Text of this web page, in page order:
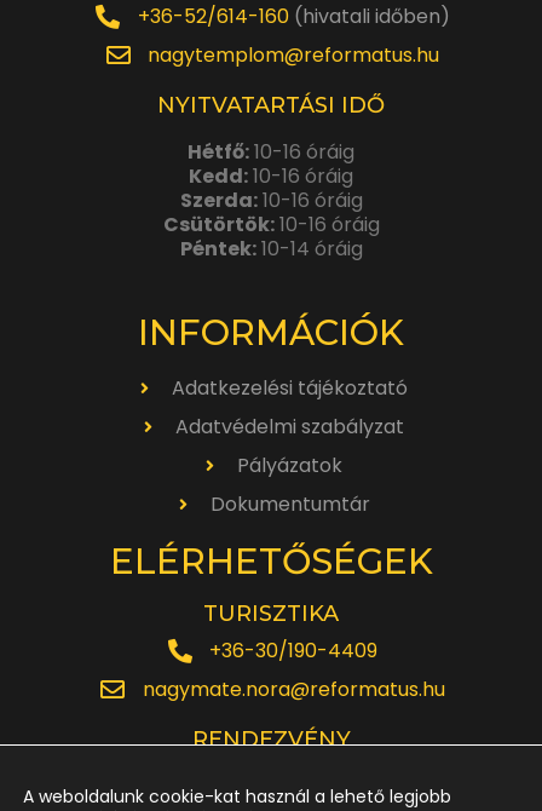
+36-52/614-160(hivatali időben)
nagytemplom@reformatus.hu
NYITVATARTÁSI IDŐ
Hétfő:10-16 óráig
Kedd:10-16 óráig
Szerda:10-16 óráig
Csütörtök:10-16 óráig
Péntek:10-14 óráig
INFORMÁCIÓK
Adatkezelési tájékoztató
Adatvédelmi szabályzat
Pályázatok
Dokumentumtár
ELÉRHETŐSÉGEK
TURISZTIKA
+36-30/190-4409
nagymate.nora@reformatus.hu
RENDEZVÉNY
A weboldalunk cookie-kat használ a lehető legjobb